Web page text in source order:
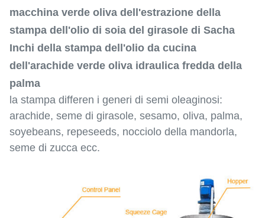
macchina verde oliva dell'estrazione della
stampa dell'olio di soia del girasole di Sacha
Inchi della stampa dell'olio da cucina
dell'arachide verde oliva idraulica fredda della
palma
la stampa differen i generi di semi oleaginosi:
arachide, seme di girasole, sesamo, oliva, palma,
soyebeans, repeseeds, nocciolo della mandorla,
seme di zucca ecc.